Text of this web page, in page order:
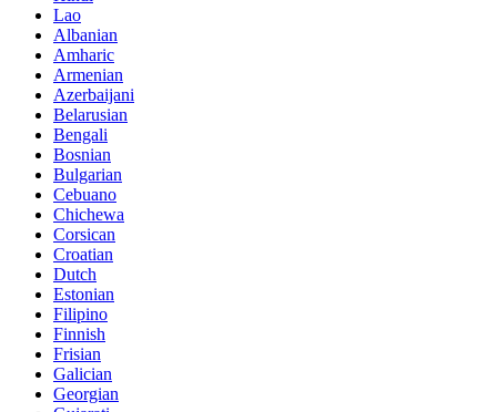
Lao
Albanian
Amharic
Armenian
Azerbaijani
Belarusian
Bengali
Bosnian
Bulgarian
Cebuano
Chichewa
Corsican
Croatian
Dutch
Estonian
Filipino
Finnish
Frisian
Galician
Georgian